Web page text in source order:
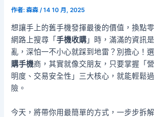
作者:森森/14 10 月, 2025
想讓手上的舊手機發揮最後的價值，換點
網路上搜尋「手機收購 」時，滿滿的資訊
亂，深怕一不小心就踩到地雷？別擔心！
購手機商，其實就像交朋友，只要掌握「
明度、交易安全性」三大核心，就能輕鬆
險。
今天，將帶你用最簡單的方式，一步步拆